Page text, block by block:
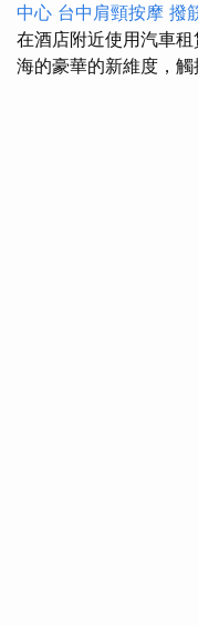
中心 台中肩頸按摩 撥
在酒店附近使用汽車
海的豪華的新維度，觸